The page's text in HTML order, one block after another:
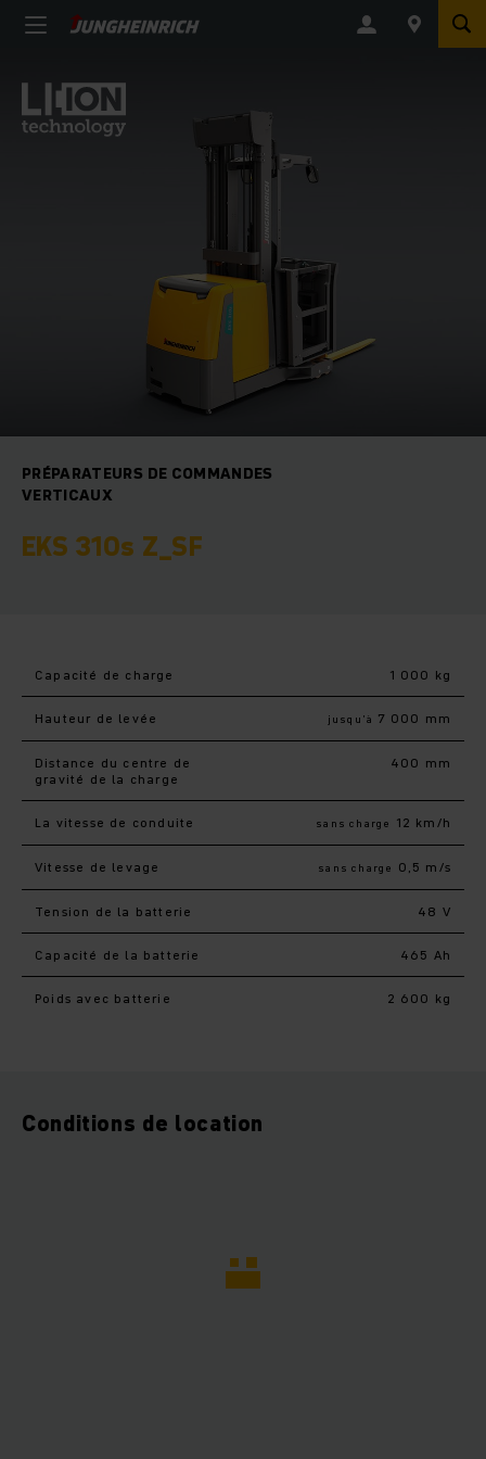
PRÉPARATEURS DE COMMANDES
VERTICAUX
EKS 310s Z_SF
Capacité de charge 1 000 kg
Hauteur de levée jusqu’à 7 000 mm
Distance du centre de
gravité de la charge
400 mm
La vitesse de conduite sans charge 12 km/h
Vitesse de levage sans charge 0,5 m/s
Tension de la batterie 48 V
Capacité de la batterie 465 Ah
Poids avec batterie 2 600 kg
Conditions de location